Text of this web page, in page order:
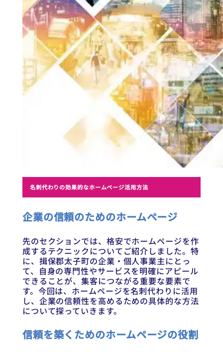
名刺代わりの効果的なホームページ活用方法
企業の信頼のためのホームページ
先のセクションでは、格安でホームページを作
成するテクニックについてご紹介しました。特
に、揖保郡太子町の企業・個人事業主にとっ
て、自身の専門性やサービスを明確にアピール
できることが、集客につながる重要な要素で
す。今回は、ホームページを名刺代わりに活用
し、企業の信頼性を高めるための具体的な方法
について探っていきます。
信頼を築くためのホームページの役割